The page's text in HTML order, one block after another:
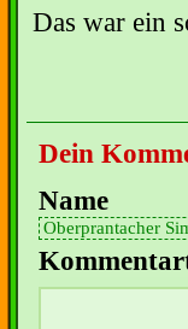
Das war ein
Dein
Name